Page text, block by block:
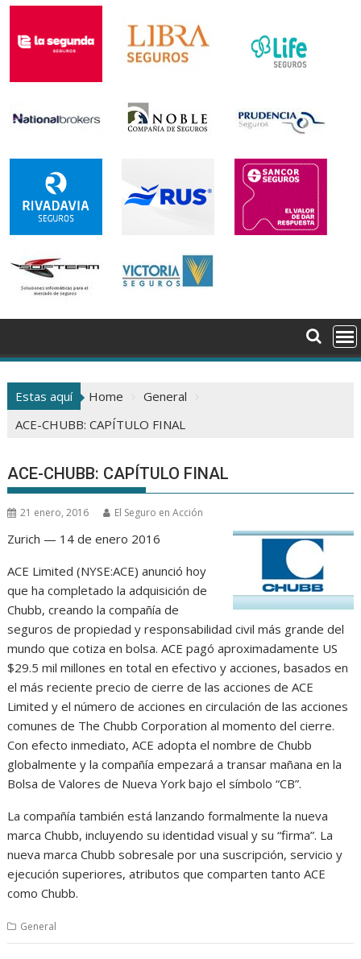
Estas aquí Home
General
ACE-CHUBB: CAPÍTULO FINAL
ACE-CHUBB: CAPÍTULO FINAL
21 enero, 2016 El Seguro en Acción
Zurich — 14 de enero 2016
ACE Limited (NYSE:ACE) anunció hoy
que ha completado la adquisición de
Chubb, creando la compañía de
seguros de propiedad y responsabilidad civil más grande del
mundo que cotiza en bolsa. ACE pagó aproximadamente US
$29.5 mil millones en total en efectivo y acciones, basados en
el más reciente precio de cierre de las acciones de ACE
Limited y el número de acciones en circulación de las acciones
comunes de The Chubb Corporation al momento del cierre.
Con efecto inmediato, ACE adopta el nombre de Chubb
globalmente y la compañía empezará a transar mañana en la
Bolsa de Valores de Nueva York bajo el símbolo “CB”.
La compañía también está lanzando formalmente la nueva
marca Chubb, incluyendo su identidad visual y su “firma”. La
nueva marca Chubb sobresale por una suscripción, servicio y
ejecución superiores, atributos que comparten tanto ACE
como Chubb.
General